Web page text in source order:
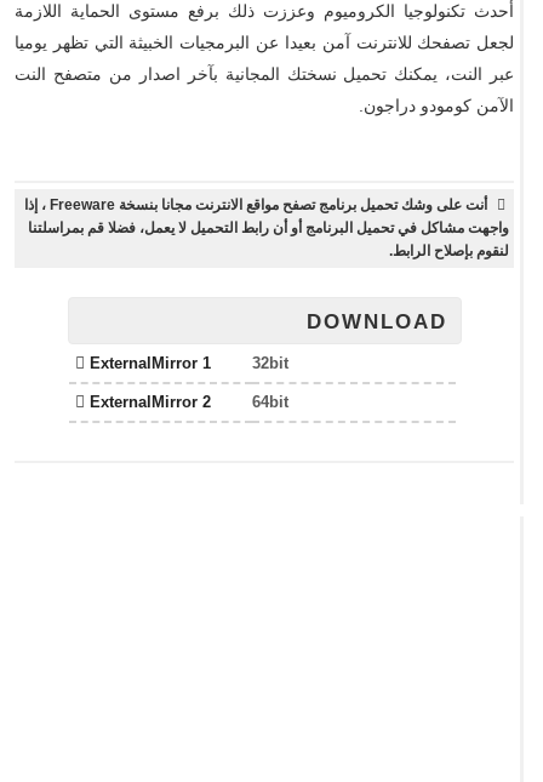
أحدث تكنولوجيا الكروميوم وعززت ذلك برفع مستوى الحماية اللازمة
لجعل تصفحك للانترنت آمن بعيدا عن البرمجيات الخبيثة التي تظهر يوميا
عبر النت، يمكنك تحميل نسختك المجانية بآخر اصدار من متصفح النت
الآمن كومودو دراجون.
أنت على وشك تحميل برنامج تصفح مواقع الانترنت مجانا بنسخة Freeware ، إذا
واجهت مشاكل في تحميل البرنامج أو أن رابط التحميل لا يعمل، فضلا قم بمراسلتنا
لنقوم بإصلاح الرابط.
DOWNLOAD
32bit
ExternalMirror 1
64bit
ExternalMirror 2